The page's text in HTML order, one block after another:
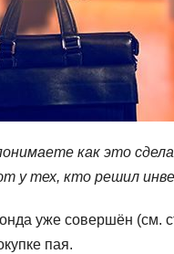
как это
у тех, кто решил
уже совершён (см.
пая.